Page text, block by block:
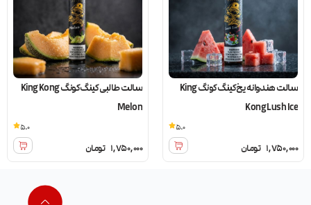
سالت هندوانه یخ کینگ کونگ King
Kong Lush Ice
1,750,000 تومان
5.0
سالت طالبی کینگ کونگ King Kong
Melon
1,750,000 تومان
5.0